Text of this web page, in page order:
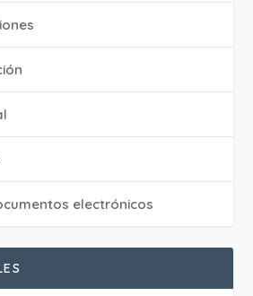
electrónicos